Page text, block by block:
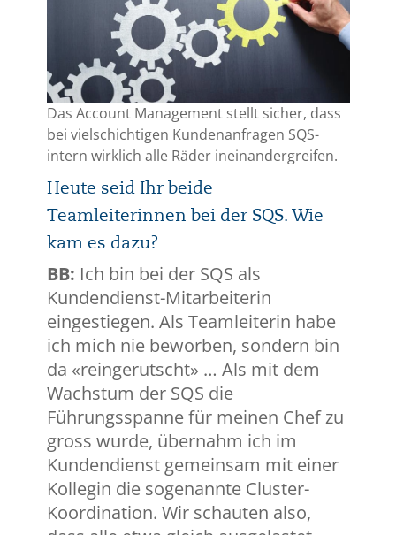
Das Account Management stellt sicher, dass
bei vielschichtigen Kundenanfragen SQS-
intern wirklich alle Räder ineinandergreifen.
Heute seid Ihr beide
Teamleiterinnen bei der SQS. Wie
kam es dazu?
BB: Ich bin bei der SQS als
Kundendienst-Mitarbeiterin
eingestiegen. Als Teamleiterin habe
ich mich nie beworben, sondern bin
da «reingerutscht» … Als mit dem
Wachstum der SQS die
Führungsspanne für meinen Chef zu
gross wurde, übernahm ich im
Kundendienst gemeinsam mit einer
Kollegin die sogenannte Cluster-
Koordination. Wir schauten also,